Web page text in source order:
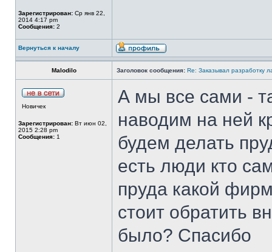
Зарегистрирован: Ср янв 22,
2014 4:17 pm
Сообщения: 2
Вернуться к началу
Malodilo Заголовок сообщения: Re: Заказывал разработку
Новичек
Зарегистрирован: Вт июн 02,
2015 2:28 pm
Сообщения: 1
А мы все сами -
наводим на ней
будем делать
есть люди кто
пруда какой
стоит обратить
было? Спасибо